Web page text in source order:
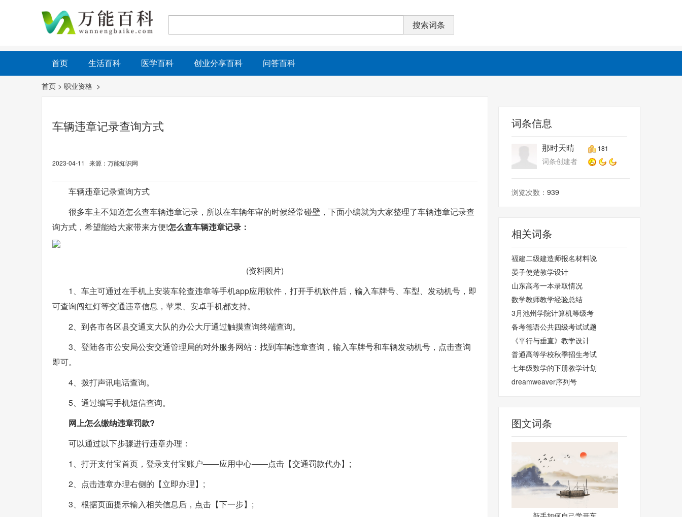
首页 生活百科 医学百科 创业分享百科 问答百科
首页 > 职业资格 >
车辆违章记录查询方式
2023-04-11 来源：万能知识网
车辆违章记录查询方式
很多车主不知道怎么查车辆违章记录，所以在车辆年审的时候经常碰壁，下面小编就为大家整理了车辆违章记录查
询方式，希望能给大家带来方便!怎么查车辆违章记录：
(资料图片)
1、车主可通过在手机上安装车轮查违章等手机app应用软件，打开手机软件后，输入车牌号、车型、发动机号，即
可查询闯红灯等交通违章信息，苹果、安卓手机都支持。
2、到各市各区县交通支大队的办公大厅通过触摸查询终端查询。
3、登陆各市公安局公安交通管理局的对外服务网站：找到车辆违章查询，输入车牌号和车辆发动机号，点击查询
即可。
4、拨打声讯电话查询。
5、通过编写手机短信查询。
网上怎么缴纳违章罚款?
可以通过以下步骤进行违章办理：
1、打开支付宝首页，登录支付宝账户——应用中心——点击【交通罚款代办】;
2、点击违章办理右侧的【立即办理】;
3、根据页面提示输入相关信息后，点击【下一步】;
词条信息
那时天晴 181
词条创建者
浏览次数： 939
相关词条
福建二级建造师报名材料说
晏子使楚教学设计
山东高考一本录取情况
数学教师教学经验总结
3月池州学院计算机等级考
备考德语公共四级考试试题
《平行与垂直》教学设计
普通高等学校秋季招生考试
七年级数学的下册教学计划
dreamweaver序列号
图文词条